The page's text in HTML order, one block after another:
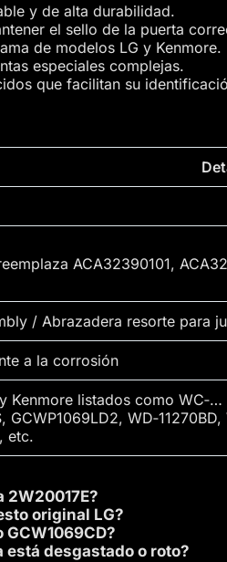
y de alta durabilidad.
el sello de la puerta
de modelos LG y Kenmore.
especiales complejas.
que facilitan su
ACA32390101,
/ Abrazadera resorte para
a la corrosión
Kenmore listados como
GCWP1069LD2,
etc.
2W20017E?
original LG?
está desgastado o roto?